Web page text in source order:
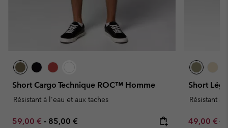
Short Cargo Technique ROC™ Homme
Résistant à l'eau et aux taches
Minimum sale price:
59,00 € - Maximum price:
85,00 €
Short
Résistant à
Sale price:
49,00 €